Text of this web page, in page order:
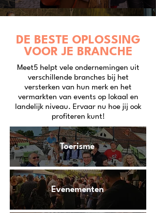
DE BESTE OPLOSSING
VOOR JE BRANCHE
Meet5 helpt vele ondernemingen uit
verschillende branches bij het
versterken van hun merk en het
vermarkten van events op lokaal en
landelijk niveau. Ervaar nu hoe jij ook
profiteren kunt!
Toerisme
Evenementen